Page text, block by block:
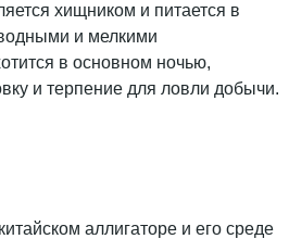
хищником и питается в
и мелкими
в основном ночью,
и терпение для ловли добычи.
аллигаторе и его среде